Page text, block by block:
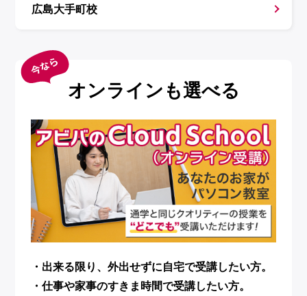
広島大手町校
オンラインも選べる
・出来る限り、外出せずに自宅で受講したい方。
・仕事や家事のすきま時間で受講したい方。